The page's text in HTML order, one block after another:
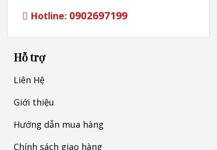
Hotline: 0902697199
Hỗ trợ
Liên Hệ
Giới thiệu
Hướng dẫn mua hàng
Chính sách giao hàng